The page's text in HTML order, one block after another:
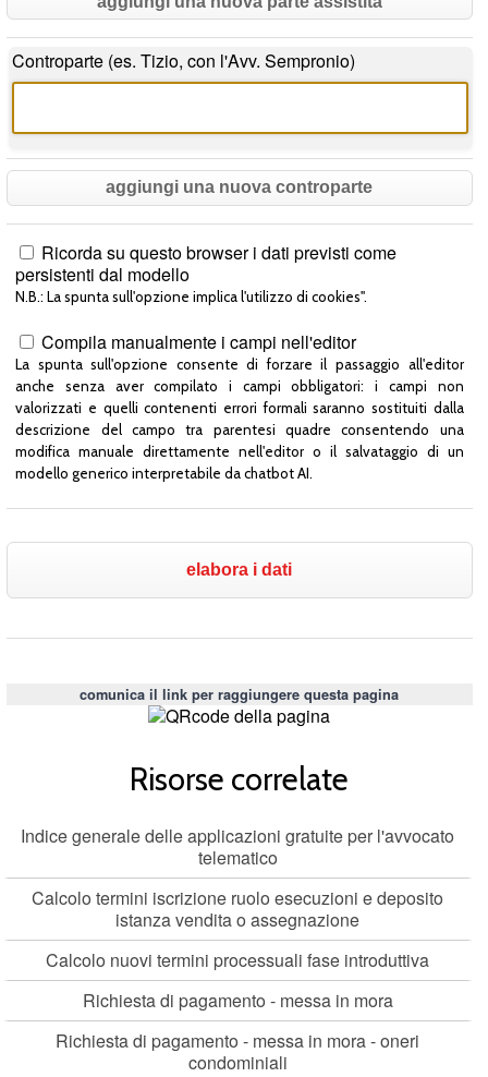
Controparte (es. Tizio, con l'Avv. Sempronio)
aggiungi una nuova controparte
Ricorda su questo browser i dati previsti come
persistenti dal modello
N.B.: La spunta sull'opzione implica l'utilizzo di cookies".
Compila manualmente i campi nell'editor
La spunta sull'opzione consente di forzare il passaggio all'editor
anche senza aver compilato i campi obbligatori: i campi non
valorizzati e quelli contenenti errori formali saranno sostituiti dalla
descrizione del campo tra parentesi quadre consentendo una
modifica manuale direttamente nell'editor o il salvataggio di un
modello generico interpretabile da chatbot AI.
comunica il link per raggiungere questa pagina
Risorse correlate
Indice generale delle applicazioni gratuite per l'avvocato
telematico
Calcolo termini iscrizione ruolo esecuzioni e deposito
istanza vendita o assegnazione
Calcolo nuovi termini processuali fase introduttiva
Richiesta di pagamento - messa in mora
Richiesta di pagamento - messa in mora - oneri
condominiali